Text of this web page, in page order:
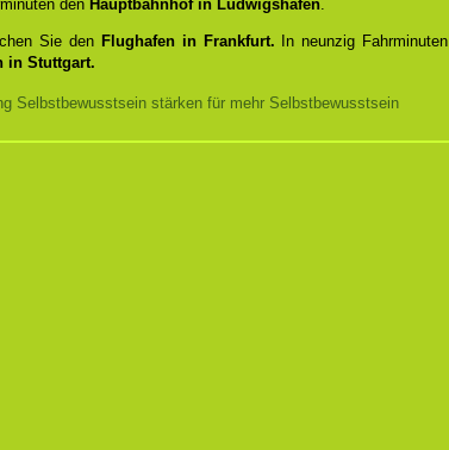
den Hauptbahnhof in Ludwigshafen.
Sie den Flughafen in Frankfurt.
In neunzig Fahrminuten
in Stuttgart.
Selbstbewusstsein stärken für mehr Selbstbewusstsein